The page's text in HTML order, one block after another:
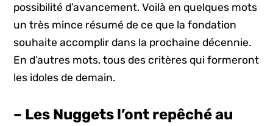
possibilité d’avancement. Voilà en quelques mots
un très mince résumé de ce que la fondation
souhaite accomplir dans la prochaine décennie.
En d’autres mots, tous des critères qui formeront
les idoles de demain.
– Les Nuggets l’ont repêché au